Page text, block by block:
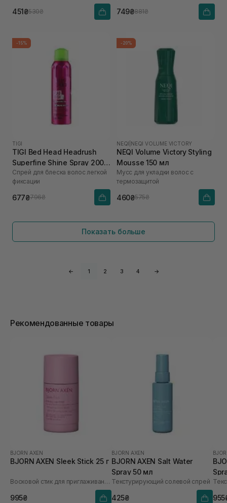
451₴530₴ 749₴881₴
-15%
TIGI
TIGI Bed Head Headrush
Superfine Shine Spray 200
мл
Спрей для блеска волос легкой
фиксации
677₴796₴
-20%
NEQI NEQI VOLUME VICTORY
NEQI Volume Victory Styling
Mousse 150 мл
Мусс для укладки волос с
термозащитой
460₴575₴
Показать больше
← 1 2 3 4 →
Рекомендованные товары
BJORN AXEN
BJORN AXEN Sleek Stick 25 г
Восковой стик для приглаживания волос
995₴
BJORN AXEN
BJORN AXEN Salt Water
Spray 50 мл
Текстурирующий солевой спрей
425₴